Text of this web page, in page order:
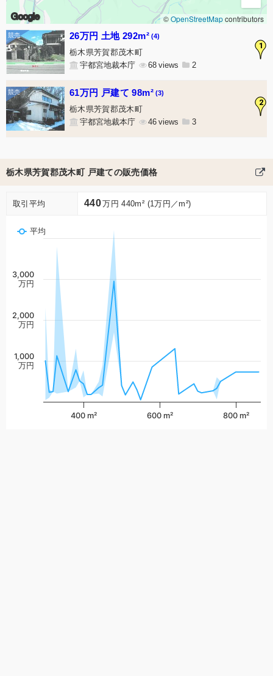
Google ©OpenStreetMapcontributors
1
26万円 土地 292m² (4)
栃木県芳賀郡茂木町
宇都宮地裁本庁
68 2
2
61万円 戸建て 98m² (3)
栃木県芳賀郡茂木町
宇都宮地裁本庁
46 3
栃木県芳賀郡茂木町 戸建ての販売価格
取引平均 440万円 440m² (1万円／m²)
平均
400 m² 600 m² 800 m²
1,000
万円
2,000
万円
3,000
万円